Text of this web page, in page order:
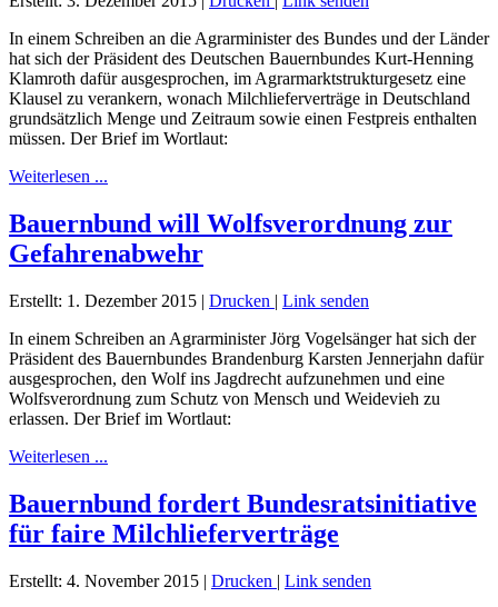
In einem Schreiben an die Agrarminister des Bundes und der Länder
hat sich der Präsident des Deutschen Bauernbundes Kurt-Henning
Klamroth dafür ausgesprochen, im Agrarmarktstrukturgesetz eine
Klausel zu verankern, wonach Milchlieferverträge in Deutschland
grundsätzlich Menge und Zeitraum sowie einen Festpreis enthalten
müssen. Der Brief im Wortlaut:
Weiterlesen ...
Bauernbund will Wolfsverordnung zur
Gefahrenabwehr
Erstellt: 1. Dezember 2015 | Drucken | Link senden
In einem Schreiben an Agrarminister Jörg Vogelsänger hat sich der
Präsident des Bauernbundes Brandenburg Karsten Jennerjahn dafür
ausgesprochen, den Wolf ins Jagdrecht aufzunehmen und eine
Wolfsverordnung zum Schutz von Mensch und Weidevieh zu
erlassen. Der Brief im Wortlaut:
Weiterlesen ...
Bauernbund fordert Bundesratsinitiative
für faire Milchlieferverträge
Erstellt: 4. November 2015 | Drucken | Link senden